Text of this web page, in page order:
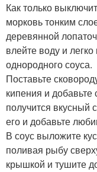
Как только
морковь тонким
деревянной
влейте воду и
однородного соуса.
Поставьте
кипения и
получится вкусный
его и добавьте
В соус выложите
поливая рыбу
крышкой и тушите